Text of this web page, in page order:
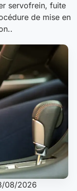
servofrein, fuite
de mise en
08/2026